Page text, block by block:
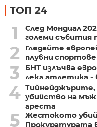
ТОП 24
1
След Мондиал
големи събития
2
Гледайте
плувни
3
БНТ излъчва
лека атлетика
4 убийство на
ареста
5 Жестокото
Прокуратурата